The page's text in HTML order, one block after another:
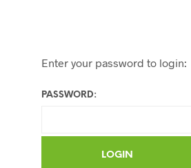
Enter your password to login:
PASSWORD: